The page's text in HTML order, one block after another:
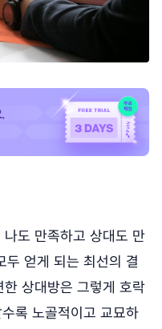
도 만족하고 상대도 만
두 얻게 되는 최선의 결
상대방은 그렇게 호락
록 노골적이고 교묘하